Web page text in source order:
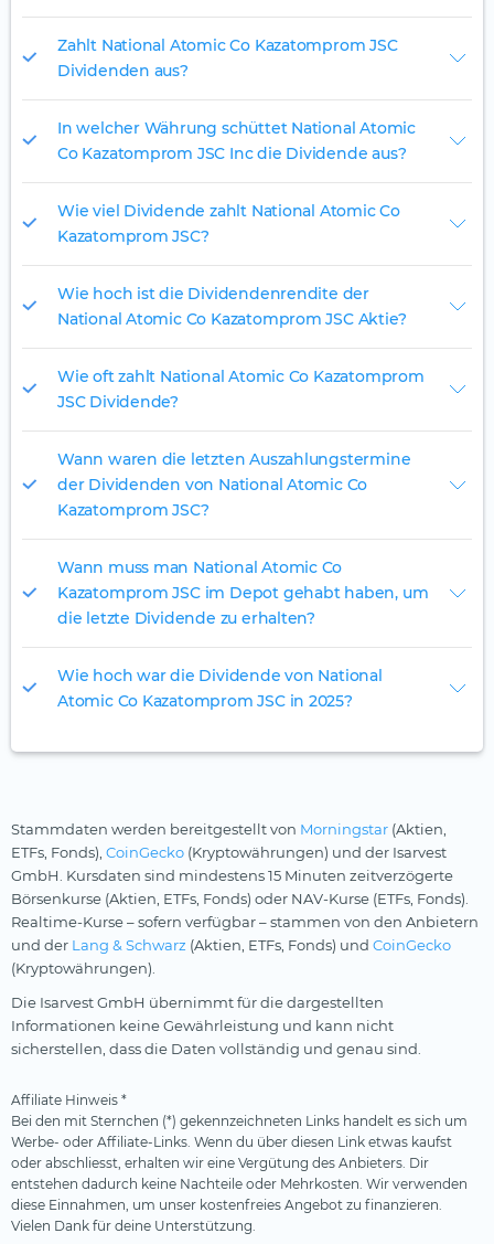
Zahlt National Atomic Co Kazatomprom JSC
Dividenden aus?
In welcher Währung schüttet National Atomic
Co Kazatomprom JSC Inc die Dividende aus?
Wie viel Dividende zahlt National Atomic Co
Kazatomprom JSC?
Wie hoch ist die Dividendenrendite der
National Atomic Co Kazatomprom JSC Aktie?
Wie oft zahlt National Atomic Co Kazatomprom
JSC Dividende?
Wann waren die letzten Auszahlungstermine
der Dividenden von National Atomic Co
Kazatomprom JSC?
Wann muss man National Atomic Co
Kazatomprom JSC im Depot gehabt haben, um
die letzte Dividende zu erhalten?
Wie hoch war die Dividende von National
Atomic Co Kazatomprom JSC in 2025?
Stammdaten werden bereitgestellt von Morningstar (Aktien,
ETFs, Fonds), CoinGecko (Kryptowährungen) und der Isarvest
GmbH. Kursdaten sind mindestens 15 Minuten zeitverzögerte
Börsenkurse (Aktien, ETFs, Fonds) oder NAV-Kurse (ETFs, Fonds).
Realtime-Kurse – sofern verfügbar – stammen von den Anbietern
und der Lang & Schwarz (Aktien, ETFs, Fonds) und CoinGecko
(Kryptowährungen).
Die Isarvest GmbH übernimmt für die dargestellten
Informationen keine Gewährleistung und kann nicht
sicherstellen, dass die Daten vollständig und genau sind.
Affiliate Hinweis *
Bei den mit Sternchen (*) gekennzeichneten Links handelt es sich um
Werbe- oder Affiliate-Links. Wenn du über diesen Link etwas kaufst
oder abschliesst, erhalten wir eine Vergütung des Anbieters. Dir
entstehen dadurch keine Nachteile oder Mehrkosten. Wir verwenden
diese Einnahmen, um unser kostenfreies Angebot zu finanzieren.
Vielen Dank für deine Unterstützung.